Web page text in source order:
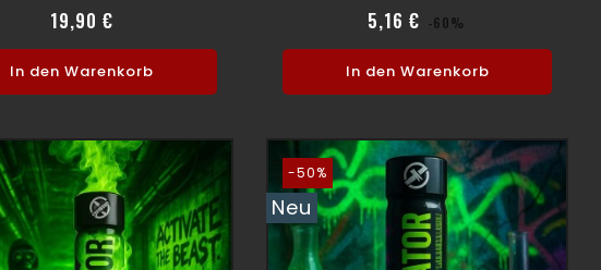
19,90 €
In den Warenkorb
5,16 € Verkaufspreis
-60%
In den Warenkorb
-50%
Neu